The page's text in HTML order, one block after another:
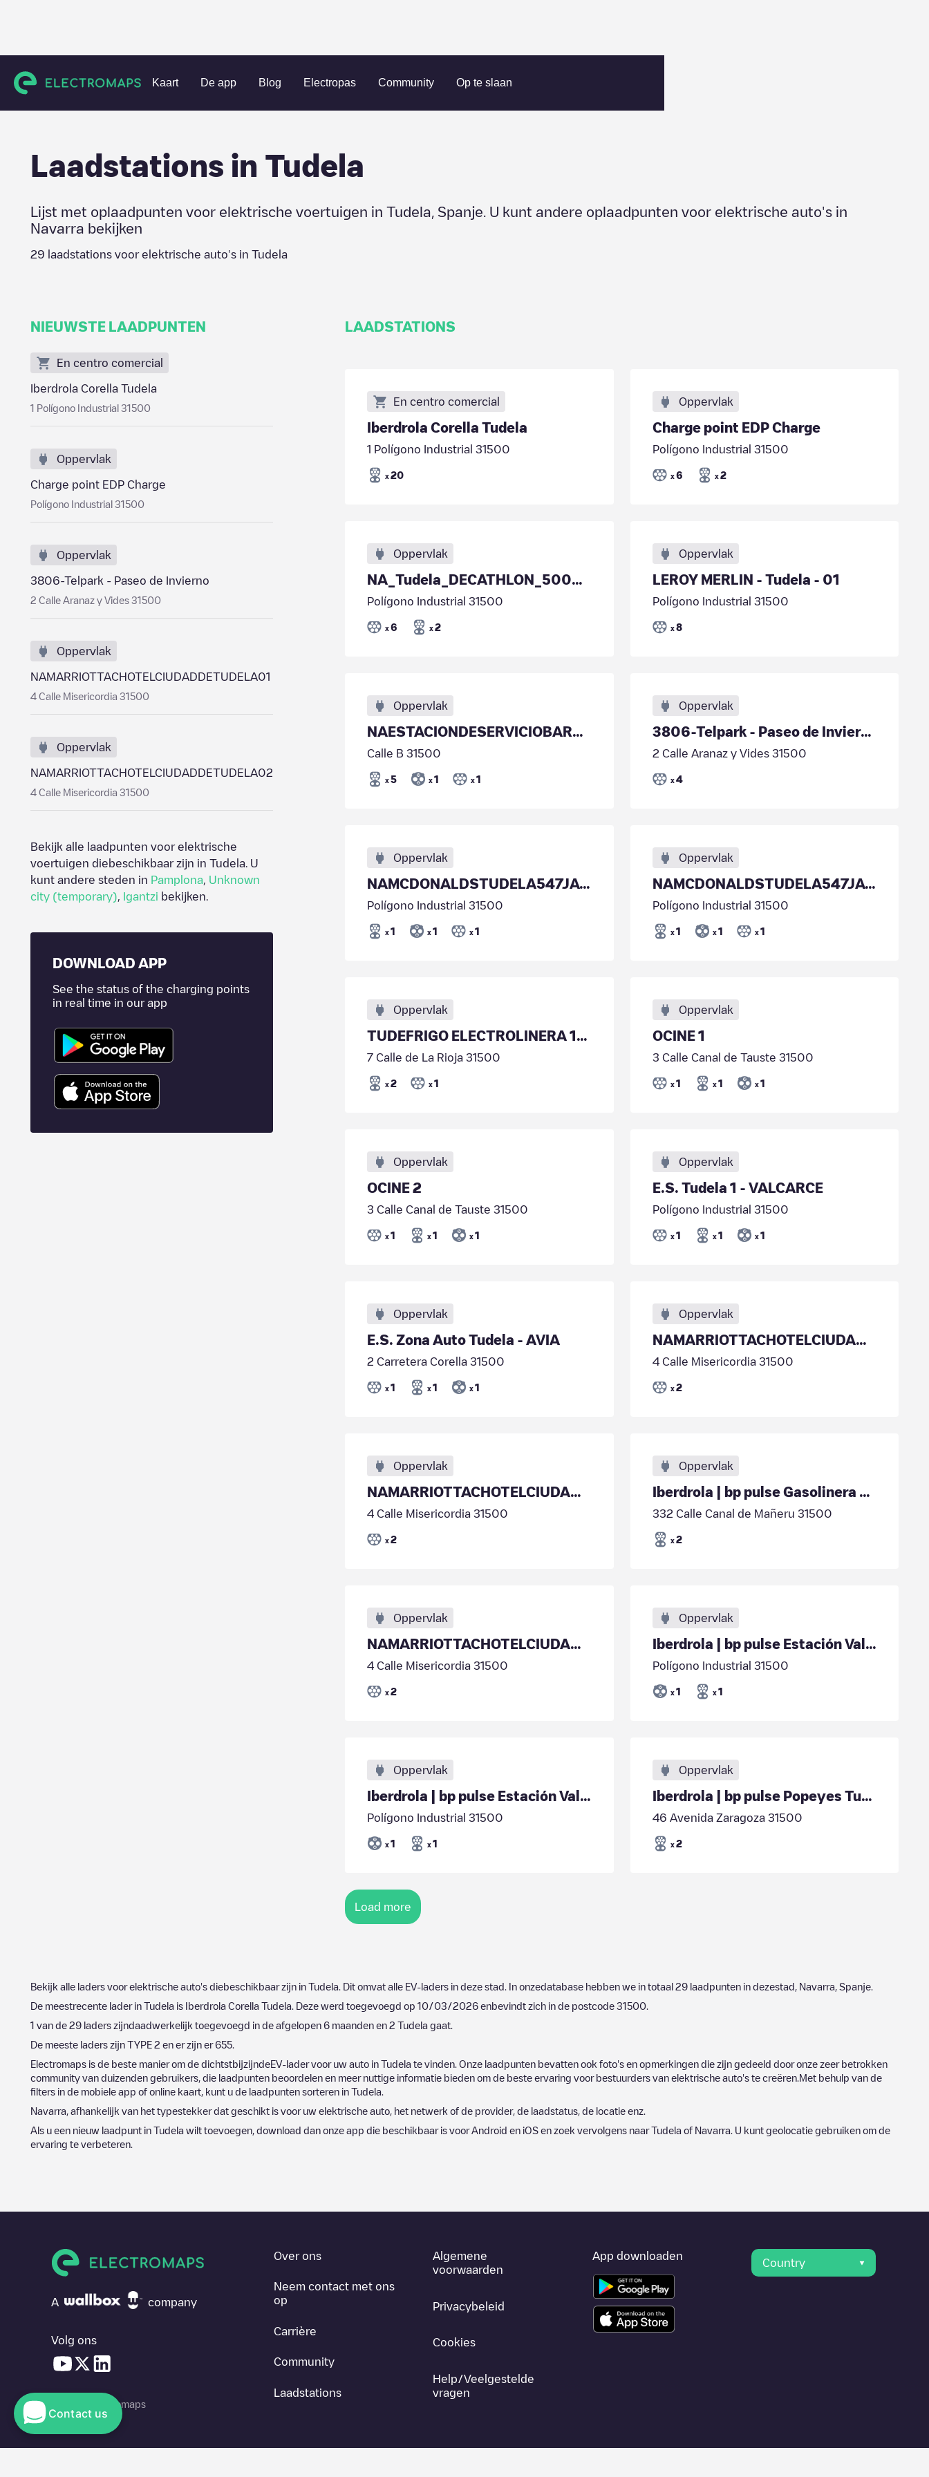
Kaart De app Blog Electropas Community Op te slaan
Charging stations Spanje Navarra Tudela
Laadstations in Tudela
Lijst met oplaadpunten voor elektrische voertuigen in Tudela Spanje . U kunt andere oplaadpunten voor elektrische auto's in
Navarra bekijken
29 laadstations voor elektrische auto's in Tudela
NIEUWSTE LAADPUNTEN
En centro comercial
Iberdrola Corella Tudela
1 Polígono Industrial 31500
Oppervlak
Charge point EDP Charge
Polígono Industrial 31500
Oppervlak
3806-Telpark - Paseo de Invierno
2 Calle Aranaz y Vides 31500
Oppervlak
NAMARRIOTTACHOTELCIUDADDETUDELA01
4 Calle Misericordia 31500
Oppervlak
NAMARRIOTTACHOTELCIUDADDETUDELA02
4 Calle Misericordia 31500
Bekijk alle laadpunten voor elektrische
voertuigen diebeschikbaar zijn in Tudela . U
kunt andere steden in Pamplona Unknown
city (temporary)
Igantzi bekijken.
DOWNLOAD APP
See the status of the charging points
in real time in our app
LAADSTATIONS
En centro comercial
Iberdrola Corella Tudela
1 Polígono Industrial 31500
x 20
Oppervlak
Charge point EDP Charge
Polígono Industrial 31500
x 6 x 2
Oppervlak
NA_Tudela_DECATHLON_500632_1
Polígono Industrial 31500
x 6 x 2
Oppervlak
LEROY MERLIN - Tudela - 01
Polígono Industrial 31500
x 8
Oppervlak
NAESTACIONDESERVICIOBARDENAS03
Calle B 31500
x 5 x 1 x 1
Oppervlak
3806-Telpark - Paseo de Invierno
2 Calle Aranaz y Vides 31500
x 4
Oppervlak
NAMCDONALDSTUDELA547JAVIEROSES01
Polígono Industrial 31500
x 1 x 1 x 1
Oppervlak
NAMCDONALDSTUDELA547JAVIEROSES02
Polígono Industrial 31500
x 1 x 1 x 1
Oppervlak
TUDEFRIGO ELECTROLINERA 120 KW
7 Calle de La Rioja 31500
x 2 x 1
Oppervlak
OCINE 1
3 Calle Canal de Tauste 31500
x 1 x 1 x 1
Oppervlak
OCINE 2
3 Calle Canal de Tauste 31500
x 1 x 1 x 1
Oppervlak
E.S. Tudela 1 - VALCARCE
Polígono Industrial 31500
x 1 x 1 x 1
Oppervlak
E.S. Zona Auto Tudela - AVIA
2 Carretera Corella 31500
x 1 x 1 x 1
Oppervlak
NAMARRIOTTACHOTELCIUDADDETUDELA01
4 Calle Misericordia 31500
x 2
Oppervlak
NAMARRIOTTACHOTELCIUDADDETUDELA02
4 Calle Misericordia 31500
x 2
Oppervlak
Iberdrola | bp pulse Gasolinera BonÀrea - Tudela - 01
332 Calle Canal de Mañeru 31500
x 2
Oppervlak
NAMARRIOTTACHOTELCIUDADDETUDELA02
4 Calle Misericordia 31500
x 2
Oppervlak
Iberdrola | bp pulse Estación Valcarce Tudela 05
Polígono Industrial 31500
x 1 x 1
Oppervlak
Iberdrola | bp pulse Estación Valcarce Tudela 04
Polígono Industrial 31500
x 1 x 1
Oppervlak
Iberdrola | bp pulse Popeyes Tudela
46 Avenida Zaragoza 31500
x 2
Load more
Bekijk alle laders voor elektrische auto's diebeschikbaar zijn in Tudela . Dit omvat alle EV-laders in deze stad. In onzedatabase hebben we in totaal 29 laadpunten in dezestad, Navarra Spanje
De meestrecente lader in Tudela is Iberdrola Corella Tudela . Deze werd toegevoegd op 10/03/2026 enbevindt zich in de postcode 31500
1 van de 29 laders zijndaadwerkelijk toegevoegd in de afgelopen 6 maanden en 2 Tudela gaat.
De meeste laders zijn TYPE 2 en er zijn er 655
Electromaps is de beste manier om de dichtstbijzijndeEV-lader voor uw auto in Tudela te vinden. Onze laadpunten bevatten ook foto's en opmerkingen die zijn gedeeld door onze zeer betrokken
community van duizenden gebruikers, die laadpunten beoordelen en meer nuttige informatie bieden om de beste ervaring voor bestuurders van elektrische auto's te creëren.Met behulp van de
filters in de mobiele app of online kaart, kunt u de laadpunten sorteren in Tudela
Navarra , afhankelijk van het typestekker dat geschikt is voor uw elektrische auto, het netwerk of de provider, de laadstatus, de locatie enz.
Als u een nieuw laadpunt in Tudela wilt toevoegen, download dan onze app die beschikbaar is voor Android en iOS en zoek vervolgens naarTudela of Navarra . U kunt geolocatie gebruiken om de
ervaring te verbeteren.
A company
Volg ons
© 2026 Electromaps
Over ons
Neem contact met ons
op
Carrière
Community
Laadstations
Algemene
voorwaarden
Privacybeleid
Cookies
Help/Veelgestelde
vragen
App downloaden
Country
Contact us